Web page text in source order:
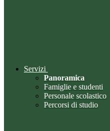
Servizi
Panoramica
Famiglie e studenti
Personale scolastico
Percorsi di studio